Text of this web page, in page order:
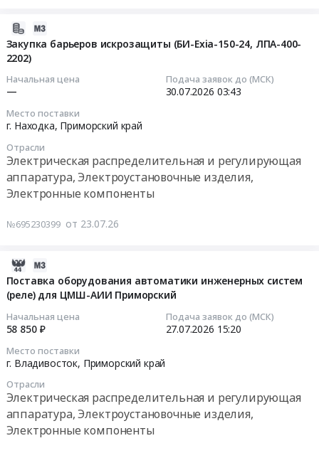
Закупка барьеров искрозащиты (БИ-Exia-150-24, ЛПА-400-
2202)
Начальная цена
—
Подача заявок до (МСК)
30.07.2026 03:43
Место поставки
г. Находка, Приморский край
Отрасли
Электрическая распределительная и регулирующая
аппаратура, Электроустановочные изделия,
Электронные компоненты
№695230399 от 23.07.26
400-
Поставка оборудования автоматики инженерных систем
(реле) для ЦМШ-АИИ Приморский
Начальная цена
58 850 ₽
Подача заявок до (МСК)
27.07.2026 15:20
Место поставки
г. Владивосток, Приморский край
Отрасли
Электрическая распределительная и регулирующая
аппаратура, Электроустановочные изделия,
Электронные компоненты